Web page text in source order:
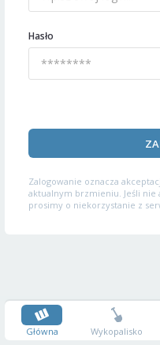
Hasło
Zalogowanie oznacza
aktualnym brzmieniu. Jeśli nie
prosimy o niekorzystanie z
Główna Wykopalisko